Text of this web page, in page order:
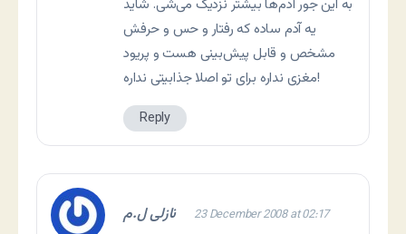
به این جور آدم‌ها بیشتر نزدیک می‌شی. شاید
یه آدم ساده که رفتار و حس و حرفش
مشخص و قابل پیش‌بینی هست و پریود
مغزی نداره برای تو اصلا جذابیتی نداره!
Reply
نازلی ل.م 23 December 2008 at 02:17